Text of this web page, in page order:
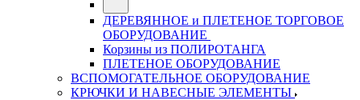
ДЕРЕВЯННОЕ и ПЛЕТЕНОЕ ТОРГОВОЕ
ОБОРУДОВАНИЕ
Корзины из ПОЛИРОТАНГА
ПЛЕТЕНОЕ ОБОРУДОВАНИЕ
ВСПОМОГАТЕЛЬНОЕ ОБОРУДОВАНИЕ
КРЮЧКИ И НАВЕСНЫЕ ЭЛЕМЕНТЫ